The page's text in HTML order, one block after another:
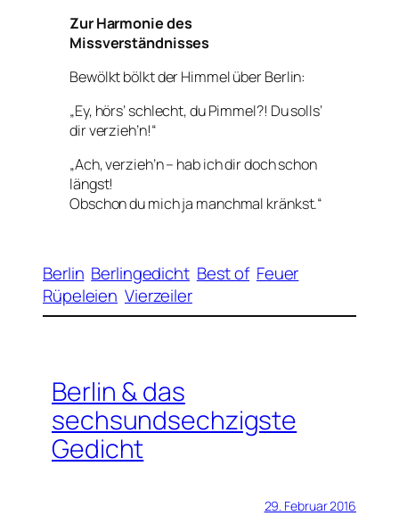
Zur Harmonie des
Missverständnisses
Bewölkt bölkt der Himmel über Berlin:
„Ey, hörs‘ schlecht, du Pimmel?! Du solls‘
dir verzieh’n!“
„Ach, verzieh’n – hab ich dir doch schon
längst!
Obschon du mich ja manchmal kränkst.“
Berlin Berlingedicht Best of Feuer
Rüpeleien Vierzeiler
Berlin & das
sechsundsechzigste
Gedicht
29. Februar 2016